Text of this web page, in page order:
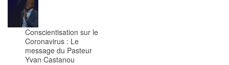
Conscientisation sur le
Coronavirus : Le
message du Pasteur
Yvan Castanou